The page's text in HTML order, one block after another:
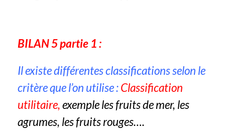
BILAN 5 partie 1 :
Il existe différentes classifications selon le
critère que l’on utilise :Classification
utilitaire,exemple les fruits de mer, les
agrumes, les fruits rouges….